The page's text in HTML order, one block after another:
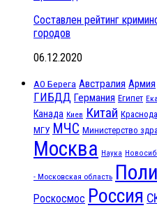
Составлен рейтинг
городов
06.12.2020
АО Берега Австралия Армия
ГИБДД Германия Египет
Канада Киев Китай
МГУ МЧС Министерство
Москва Наука
- Московская область
Роскосмос Россия